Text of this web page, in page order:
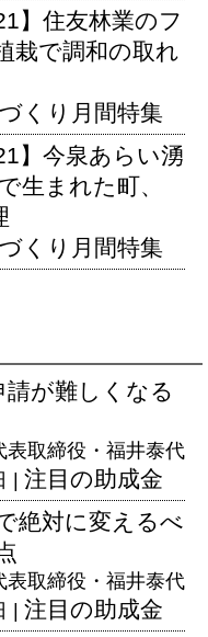
】住友林業のフ
栽で調和の取れ
くり月間特集
】今泉あらい湧
生まれた町、
くり月間特集
請が難しくなる
表取締役・福井泰代
| 注目の助成金
絶対に変えるべ
表取締役・福井泰代
| 注目の助成金